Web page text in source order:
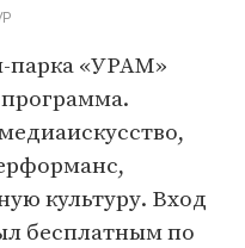
парка «УРАМ»
культуру. Вход
бесплатным по